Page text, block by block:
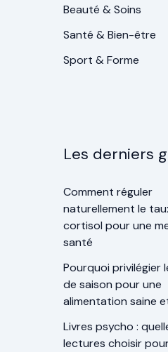
Beauté & Soins
Santé & Bien-être
Sport & Forme
Les derniers
Comment réguler
naturellement le
cortisol pour une
santé
Pourquoi privilégier
de saison pour une
alimentation saine
Livres psycho :
lectures choisir